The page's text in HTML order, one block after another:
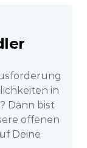
in
Dann bist
offenen
Deine